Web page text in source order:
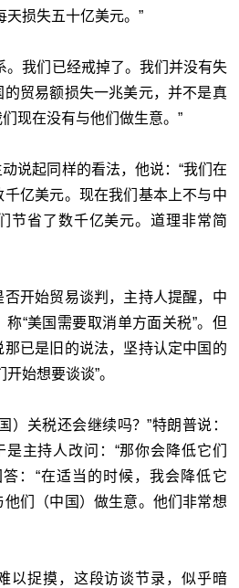
天损失五十亿美元。”
。我们已经戒掉了。我们并没有失
贸易额损失一兆美元，并不是真
现在没有与他们做生意。”
说起同样的看法，他说：“我们在
亿美元。现在我们基本上不与中
节省了数千亿美元。道理非常简
开始贸易谈判，主持人提醒，中
“美国需要取消单方面关税”。 但
已是旧的说法，坚持认定中国的
始想要谈谈”。
）关税还会继续吗？”特朗普说：
是主持人改问：“那你会降低它们
：“在适当的时候，我会降低它
们（中国）做生意。他们非常想
以捉摸，这段访谈节录，似乎暗